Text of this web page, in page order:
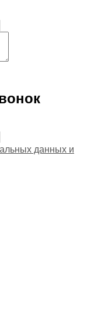
данных и